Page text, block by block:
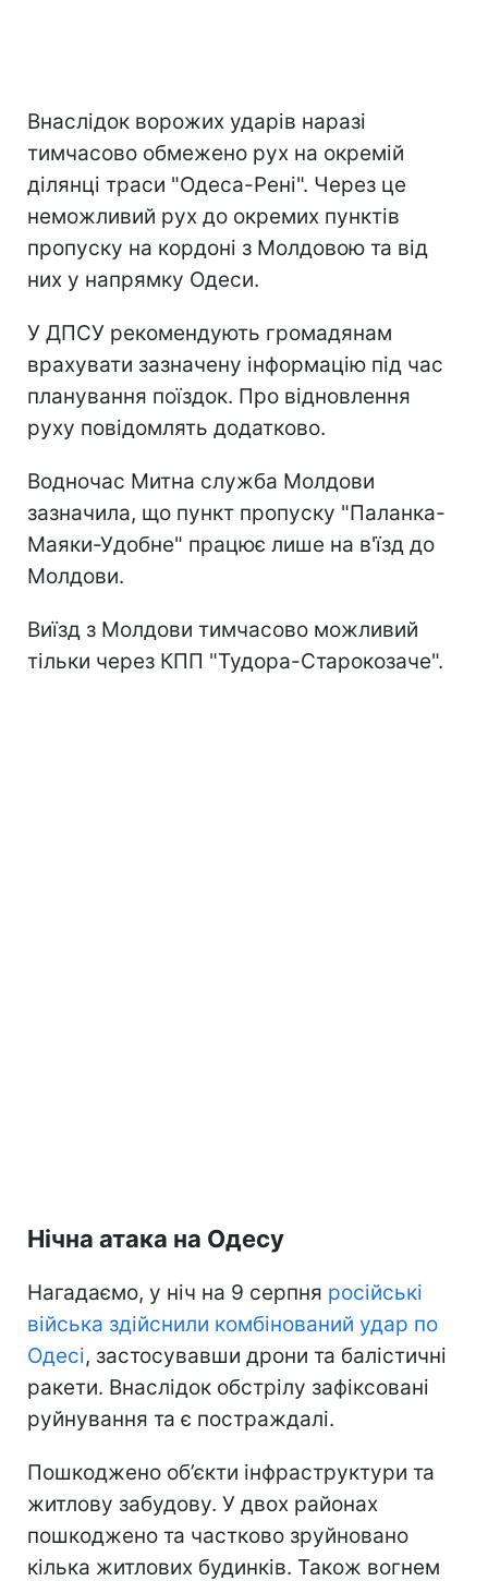
Внаслідок ворожих ударів наразі
тимчасово обмежено рух на окремій
ділянці траси "Одеса-Рені". Через це
неможливий рух до окремих пунктів
пропуску на кордоні з Молдовою та від
них у напрямку Одеси.
У ДПСУ рекомендують громадянам
врахувати зазначену інформацію під час
планування поїздок. Про відновлення
руху повідомлять додатково.
Водночас Митна служба Молдови
зазначила, що пункт пропуску "Паланка-
Маяки-Удобне" працює лише на в'їзд до
Молдови.
Виїзд з Молдови тимчасово можливий
тільки через КПП "Тудора-Старокозаче".
Нічна атака на Одесу
Нагадаємо, у ніч на 9 серпня російські
війська здійснили комбінований удар по
Одесі, застосувавши дрони та балістичні
ракети. Внаслідок обстрілу зафіксовані
руйнування та є постраждалі.
Пошкоджено об’єкти інфраструктури та
житлову забудову. У двох районах
пошкоджено та частково зруйновано
кілька житлових будинків. Також вогнем